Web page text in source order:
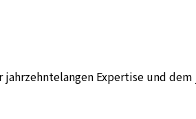
Expertise und